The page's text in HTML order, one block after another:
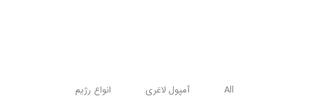
All آمپول لاغری انواع رژیم